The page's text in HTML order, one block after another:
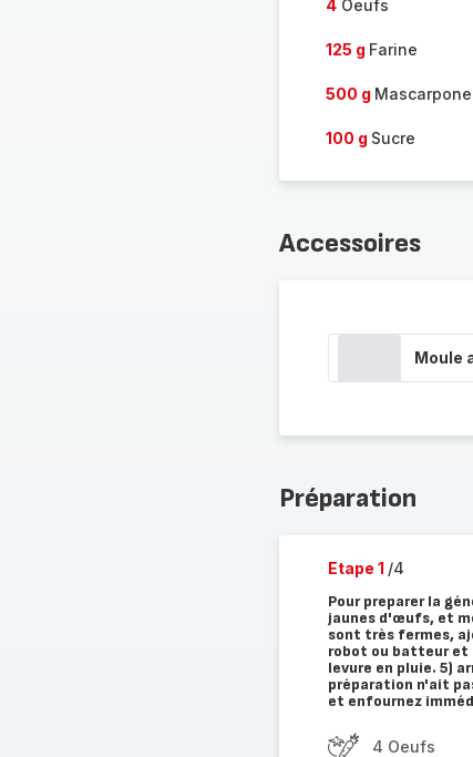
4Oeufs
125 g Farine
500 g Mascarpone
100 g Sucre
Accessoires
Moule
Préparation
Etape 1 /4
Pour preparer la
jaunes d'œufs, et
sont très fermes,
robot ou batteur et
levure en pluie. 5)
préparation n'ait
et enfournez
4 Oeufs